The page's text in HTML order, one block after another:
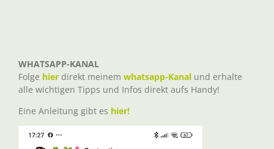
WHATSAPP-KANAL
Folge hier direkt meinem whatsapp-Kanal und erhalte
alle wichtigen Tipps und Infos direkt aufs Handy!
Eine Anleitung gibt es hier!